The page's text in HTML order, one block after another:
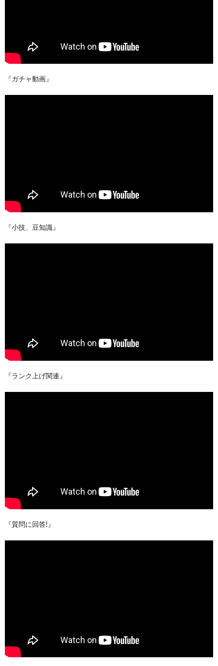
『ガチャ動画』
『小技、豆知識』
『ランク上げ関連』
『質問に回答!』